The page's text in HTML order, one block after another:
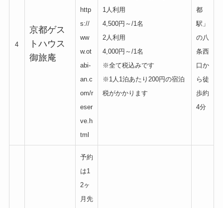
4
京都ゲス
トハウス
御旅庵
http
s://
ww
w.ot
abi-
an.c
om/r
eser
ve.h
tml
1人利用
4,500円～/1名
2人利用
4,000円～/1名
※全て税込みです
※1人1泊あたり200円の宿泊
税がかかります
都
駅」
の八
条西
口か
ら徒
歩約
4分
予約
は1
2ヶ
月先